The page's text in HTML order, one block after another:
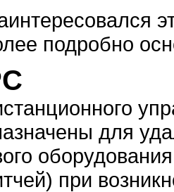
подробно
для
при